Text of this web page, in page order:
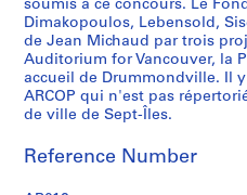
t
s
d
'
é
t
d
e
n
t
i
e
l
1
r
s
e
t
a
n
m
t
i
f
,
1
9
2
r
c
i
a
l
,
d
t
r
i
e
l
,
a
p
o
r
t
r
o
t
r
n
e
m
e
n
a
a
l
,
1
9
6
-
i
e
u
x
,
1
4
g
e
m
e
n
t
r
v
e
r
s
,
1
5
1
soumis à ce concours. Le
Dimakopoulos, Lebensold,
de Jean Michaud par trois
Auditorium for Vancouver, la
accueil de Drummondville. Il
ARCOP qui n'est pas
de ville de Sept-Îles.
Reference Number